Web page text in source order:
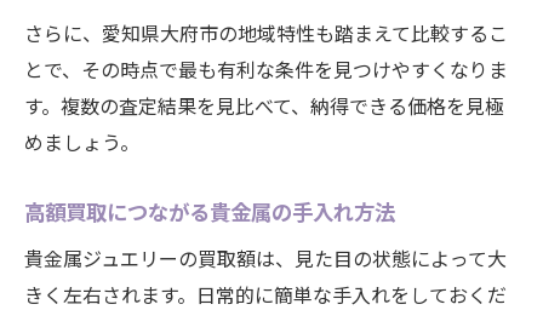
貴金属買取で受けられるアフターサービス
大府市で貴金属売却をおすすめする理由
さらに、愛知県大府市の地域特性も踏まえて比較するこ
とで、その時点で最も有利な条件を見つけやすくなりま
す。複数の査定結果を見比べて、納得できる価格を見極
めましょう。
高額買取につながる貴金属の手入れ方法
貴金属ジュエリーの買取額は、見た目の状態によって大
きく左右されます。日常的に簡単な手入れをしておくだ